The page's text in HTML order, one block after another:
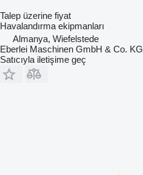
Talep üzerine fiyat
Havalandırma ekipmanları
Almanya, Wiefelstede
Eberlei Maschinen GmbH & Co. KG
Satıcıyla iletişime geç